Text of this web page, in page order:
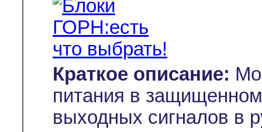
Краткое описание:
питания в
выходных сигналов в